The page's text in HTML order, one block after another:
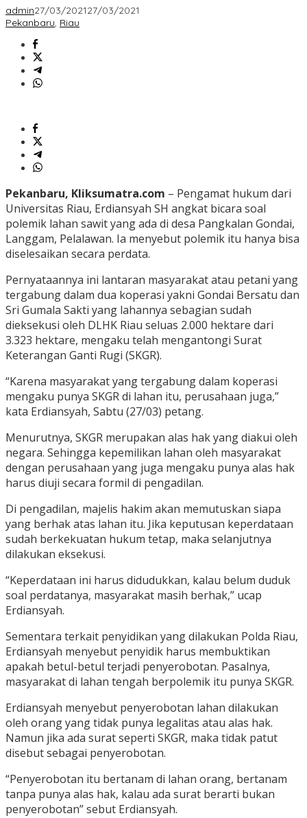
admin27/03/202127/03/2021
Pekanbaru, Riau
Pekanbaru, Kliksumatra.com – Pengamat hukum dari
Universitas Riau, Erdiansyah SH angkat bicara soal
polemik lahan sawit yang ada di desa Pangkalan Gondai,
Langgam, Pelalawan. Ia menyebut polemik itu hanya bisa
diselesaikan secara perdata.
Pernyataannya ini lantaran masyarakat atau petani yang
tergabung dalam dua koperasi yakni Gondai Bersatu dan
Sri Gumala Sakti yang lahannya sebagian sudah
dieksekusi oleh DLHK Riau seluas 2.000 hektare dari
3.323 hektare, mengaku telah mengantongi Surat
Keterangan Ganti Rugi (SKGR).
“Karena masyarakat yang tergabung dalam koperasi
mengaku punya SKGR di lahan itu, perusahaan juga,”
kata Erdiansyah, Sabtu (27/03) petang.
Menurutnya, SKGR merupakan alas hak yang diakui oleh
negara. Sehingga kepemilikan lahan oleh masyarakat
dengan perusahaan yang juga mengaku punya alas hak
harus diuji secara formil di pengadilan.
Di pengadilan, majelis hakim akan memutuskan siapa
yang berhak atas lahan itu. Jika keputusan keperdataan
sudah berkekuatan hukum tetap, maka selanjutnya
dilakukan eksekusi.
“Keperdataan ini harus didudukkan, kalau belum duduk
soal perdatanya, masyarakat masih berhak,” ucap
Erdiansyah.
Sementara terkait penyidikan yang dilakukan Polda Riau,
Erdiansyah menyebut penyidik harus membuktikan
apakah betul-betul terjadi penyerobotan. Pasalnya,
masyarakat di lahan tengah berpolemik itu punya SKGR.
Erdiansyah menyebut penyerobotan lahan dilakukan
oleh orang yang tidak punya legalitas atau alas hak.
Namun jika ada surat seperti SKGR, maka tidak patut
disebut sebagai penyerobotan.
“Penyerobotan itu bertanam di lahan orang, bertanam
tanpa punya alas hak, kalau ada surat berarti bukan
penyerobotan” sebut Erdiansyah.